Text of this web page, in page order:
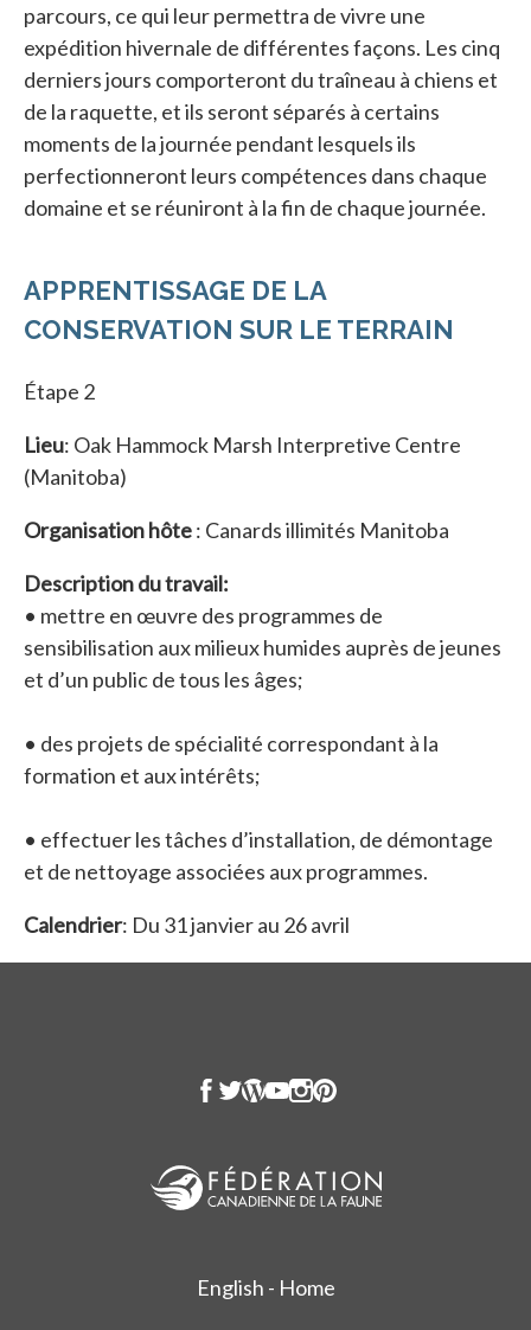
parcours, ce qui leur permettra de vivre une
expédition hivernale de différentes façons. Les cinq
derniers jours comporteront du traîneau à chiens et
de la raquette, et ils seront séparés à certains
moments de la journée pendant lesquels ils
perfectionneront leurs compétences dans chaque
domaine et se réuniront à la fin de chaque journée.
APPRENTISSAGE DE LA
CONSERVATION SUR LE TERRAIN
Étape 2
Lieu: Oak Hammock Marsh Interpretive Centre
(Manitoba)
Organisation hôte: Canards illimités Manitoba
Description du travail:
• mettre en œuvre des programmes de
sensibilisation aux milieux humides auprès de jeunes
et d’un public de tous les âges;
• des projets de spécialité correspondant à la
formation et aux intérêts;
• effectuer les tâches d’installation, de démontage
et de nettoyage associées aux programmes.
Calendrier: Du 31 janvier au 26 avril
English - Home